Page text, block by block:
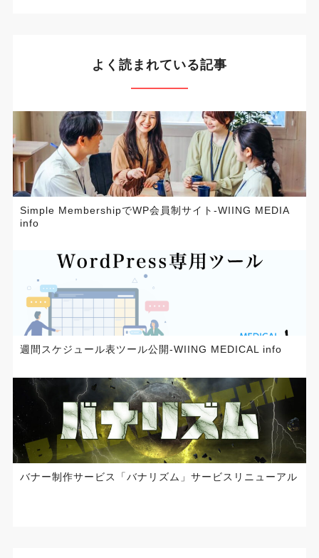
よく読まれている記事
Simple MembershipでWP会員制サイト-WIING MEDIA
info
週間スケジュール表ツール公開-WIING MEDICAL info
バナー制作サービス「バナリズム」サービスリニューアル